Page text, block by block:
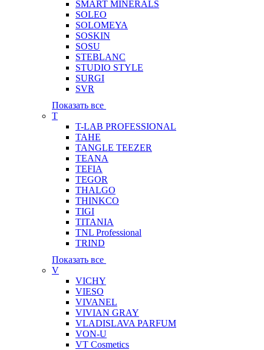
SMART MINERALS
SOLEO
SOLOMEYA
SOSKIN
SOSU
STEBLANC
STUDIO STYLE
SURGI
SVR
Показать все
T
T-LAB PROFESSIONAL
TAHE
TANGLE TEEZER
TEANA
TEFIA
TEGOR
THALGO
THINKCO
TIGI
TITANIA
TNL Professional
TRIND
Показать все
V
VICHY
VIESO
VIVANEL
VIVIAN GRAY
VLADISLAVA PARFUM
VON-U
VT Cosmetics